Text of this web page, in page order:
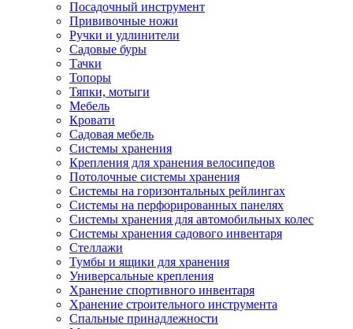
Посадочный инструмент
Прививочные ножи
Ручки и удлинители
Садовые буры
Тачки
Топоры
Тяпки, мотыги
Мебель
Кровати
Садовая мебель
Системы хранения
Крепления для хранения велосипедов
Потолочные системы хранения
Системы на горизонтальных рейлингах
Системы на перфорированных панелях
Системы хранения для автомобильных колес
Системы хранения садового инвентаря
Стеллажи
Тумбы и ящики для хранения
Универсальные крепления
Хранение спортивного инвентаря
Хранение строительного инструмента
Спальные принадлежности